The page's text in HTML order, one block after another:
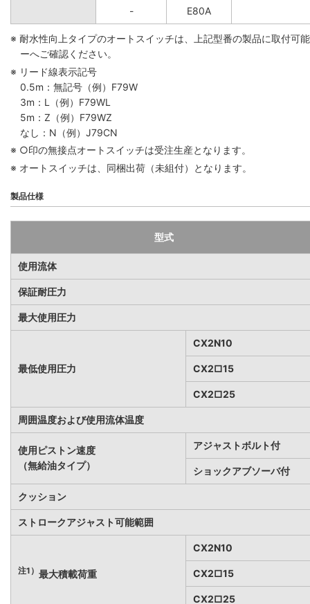
- E80A
※ 耐水性向上タイプのオートスイッチは、上記型番の製品に取付可
ーへご確認ください。
※ リード線表示記号
0.5m：無記号（例）F79W
3m：L（例）F79WL
5m：Z（例）F79WZ
なし：N（例）J79CN
※ ○印の無接点オートスイッチは受注生産となります。
※ オートスイッチは、同梱出荷（未組付）となります。
製品仕様
型式
使用流体
保証耐圧力
最大使用圧力
最低使用圧力
CX2N10
CX2□15
CX2□25
周囲温度および使用流体温度
使用ピストン速度
（無給油タイプ）
アジャストボルト付
ショックアブソーバ付
クッション
ストロークアジャスト可能範囲
注1） 最大積載荷重
CX2N10
CX2□15
CX2□25